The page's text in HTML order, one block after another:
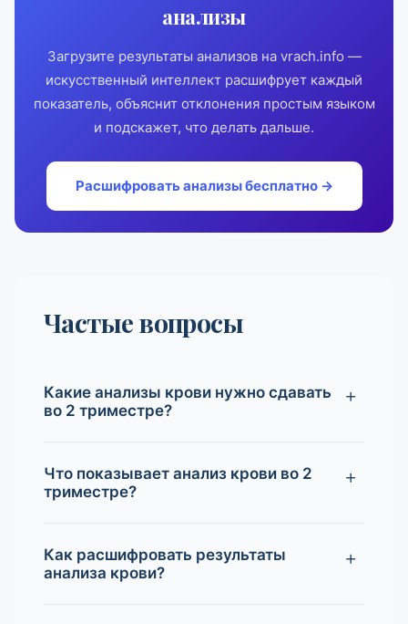
анализы
Загрузите результаты анализов на vrach.info —
искусственный интеллект расшифрует каждый
показатель, объяснит отклонения простым языком
и подскажет, что делать дальше.
Расшифровать анализы бесплатно →
Частые вопросы
Какие анализы крови нужно сдавать
во 2 триместре?
Что показывает анализ крови во 2
триместре?
Как расшифровать результаты
анализа крови?